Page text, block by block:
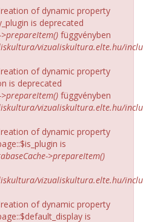
of dynamic property
is deprecated
függvényben
vizualiskultura.elte.hu/
of dynamic property
is deprecated
függvényben
vizualiskultura.elte.hu/
of dynamic property
is
>prepareItem()
vizualiskultura.elte.hu/
of dynamic property
is